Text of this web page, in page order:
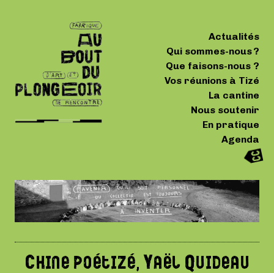
Actualités
Qui sommes-nous ?
Que faisons-nous ?
Vos réunions à Tizé
La cantine
Nous soutenir
En pratique
Agenda
Chine poétizé, Yaël Quideau